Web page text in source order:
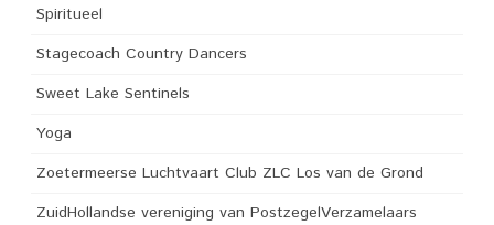
Spiritueel
Stagecoach Country Dancers
Sweet Lake Sentinels
Yoga
Zoetermeerse Luchtvaart Club ZLC Los van de Grond
ZuidHollandse vereniging van PostzegelVerzamelaars